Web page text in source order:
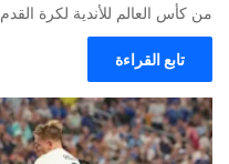
من كأس العالم للأندية لكرة القدم 2025، بعد فوزين صعبين…
تابع القراءة